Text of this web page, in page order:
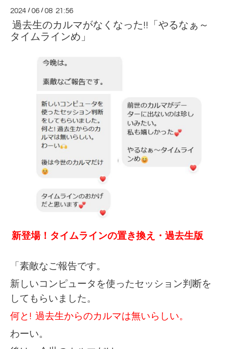
2024 /06 /08 21:56
過去生のカルマがなくなった!!「やるなぁ～
タイムラインめ」
新登場！タイムラインの置き換え・過去生版
「素敵なご報告です。
新しいコンピュータを使ったセッション判断を
してもらいました。
何と! 過去生からのカルマは無いらしい。
わーい。